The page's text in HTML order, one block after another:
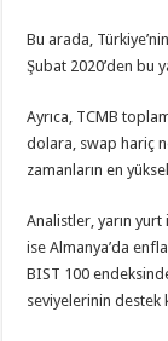
Bu arada,
Şubat 2020’den bu
Ayrıca, TCMB
dolara, swap hariç
zamanların en
Analistler, yarın yurt
ise Almanya’da
BIST 100
seviyelerinin